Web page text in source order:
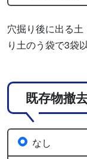
穴掘り後に出る
り土のう袋で3袋
既存物撤
なし